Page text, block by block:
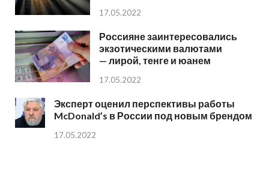
17.05.2022
Россияне заинтересовались
экзотическими валютами
— лирой, тенге и юанем
17.05.2022
Эксперт оценил перспективы работы
McDonald’s в России под новым брендом
17.05.2022